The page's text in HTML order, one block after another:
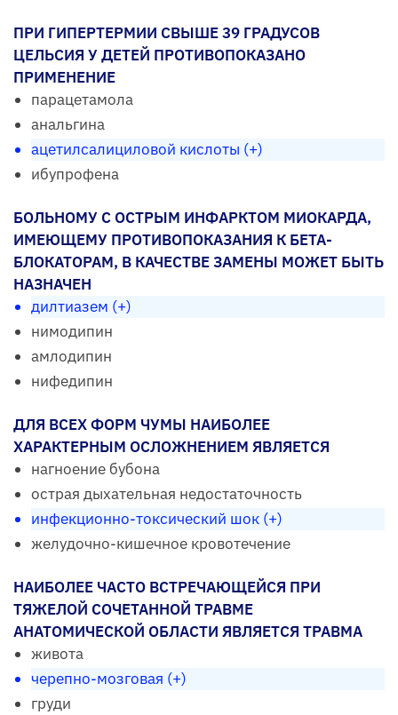
ПРИ ГИПЕРТЕРМИИ СВЫШЕ 39 ГРАДУСОВ
ЦЕЛЬСИЯ У ДЕТЕЙ ПРОТИВОПОКАЗАНО
ПРИМЕНЕНИЕ
парацетамола
анальгина
ацетилсалициловой кислоты (+)
ибупрофена
БОЛЬНОМУ С ОСТРЫМ ИНФАРКТОМ МИОКАРДА,
ИМЕЮЩЕМУ ПРОТИВОПОКАЗАНИЯ К БЕТА-
БЛОКАТОРАМ, В КАЧЕСТВЕ ЗАМЕНЫ МОЖЕТ БЫТЬ
НАЗНАЧЕН
дилтиазем (+)
нимодипин
амлодипин
нифедипин
ДЛЯ ВСЕХ ФОРМ ЧУМЫ НАИБОЛЕЕ
ХАРАКТЕРНЫМ ОСЛОЖНЕНИЕМ ЯВЛЯЕТСЯ
нагноение бубона
острая дыхательная недостаточность
инфекционно-токсический шок (+)
желудочно-кишечное кровотечение
НАИБОЛЕЕ ЧАСТО ВСТРЕЧАЮЩЕЙСЯ ПРИ
ТЯЖЕЛОЙ СОЧЕТАННОЙ ТРАВМЕ
АНАТОМИЧЕСКОЙ ОБЛАСТИ ЯВЛЯЕТСЯ ТРАВМА
живота
черепно-мозговая (+)
груди